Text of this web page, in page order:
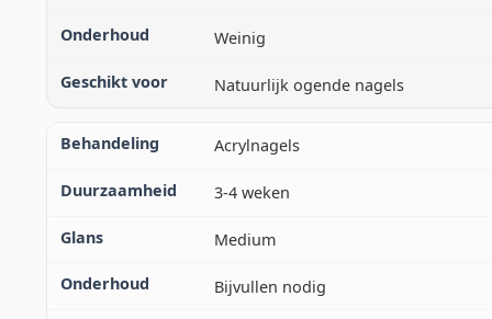
Weinig
Natuurlijk ogende nagels
Acrylnagels
3-4 weken
Medium
Bijvullen nodig